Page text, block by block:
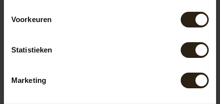
Voorkeuren
Statistieken
Marketing
Whisky Garderobe rek
Dit handgemaakte garderobe